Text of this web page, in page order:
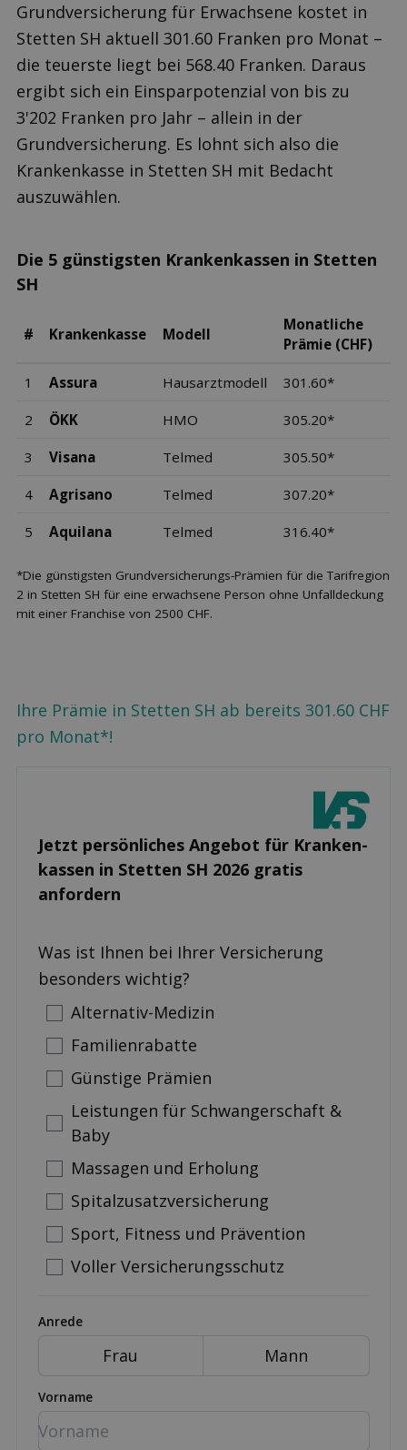
Grundversicherung für Erwachsene kostet in
Stetten SH aktuell 301.60 Franken pro Monat –
die teuerste liegt bei 568.40 Franken. Daraus
ergibt sich ein Einsparpotenzial von bis zu
3'202 Franken pro Jahr – allein in der
Grundversicherung. Es lohnt sich also die
Krankenkasse in Stetten SH mit Bedacht
auszuwählen.
Die 5 günstigsten Krankenkassen in Stetten
SH
# Krankenkasse Modell
Monatliche
Prämie (CHF)
1 Assura Hausarztmodell 301.60*
2 ÖKK HMO 305.20*
3 Visana Telmed 305.50*
4 Agrisano Telmed 307.20*
5 Aquilana Telmed 316.40*
*Die günstigsten Grundversicherungs-Prämien für die Tarifregion
2 in Stetten SH für eine erwachsene Person ohne Unfalldeckung
mit einer Franchise von 2500 CHF.
Ihre Prämie in Stetten SH ab bereits 301.60 CHF
pro Monat*!
Jetzt persönliches Angebot für Kranken­
kassen in Stetten SH 2026 gratis
anfordern
Was ist Ihnen bei Ihrer Versicherung
besonders wichtig?
Alternativ-Medizin
Familienrabatte
Günstige Prämien
Leistungen für Schwangerschaft &
Baby
Massagen und Erholung
Spitalzusatzversicherung
Sport, Fitness und Prävention
Voller Versicherungsschutz
Anrede
Frau Mann
Vorname